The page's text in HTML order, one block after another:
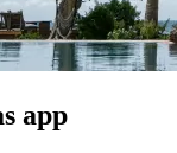
app